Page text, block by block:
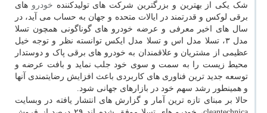
شک یکی از بهترین و بزرگترین شرکت های تولیدکننده خودرو های
برقی لوکس و قدرتمند در ایالات متحده و جهان به حساب می آید، در
سال های اخیر معرفی و عرضه خودرو های گوناگونی همچون تسلا
مدل ۳، تسلا مدل اس و تسلا مدل ایکس توانسته نظر و توجه خیل
عظیمی از مشتریان و علاقمندان به خودرو های برقی پاک و دوستدار
محیط زیست را به سمت و سوی خود جلب نماید و بافت عرضه و
توسعه جدید ترین فناوری های کاربردی باعث افزایش رضایتمندی آنها
و همینطور رشد سهم خود در بازارهای جهانی شود.
حالا بر مبنای تازه ترین آمار و گزارش های انتشار یافته در وبسایت